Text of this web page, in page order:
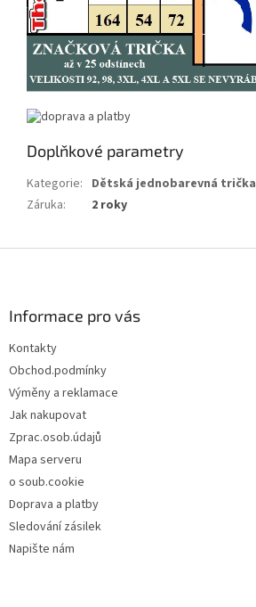
Doplňkové parametry
Kategorie: Dětská jednobarevná trička
Záruka: 2 roky
Informace pro vás
Kontakty
Obchod.podmínky
Výměny a reklamace
Jak nakupovat
Zprac.osob.údajů
Mapa serveru
o soub.cookie
Doprava a platby
Sledování zásilek
Napište nám